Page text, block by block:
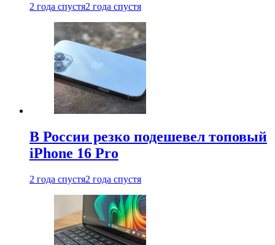
2 года спустя2 года спустя
В России резко подешевел топовый
iPhone 16 Pro
2 года спустя2 года спустя